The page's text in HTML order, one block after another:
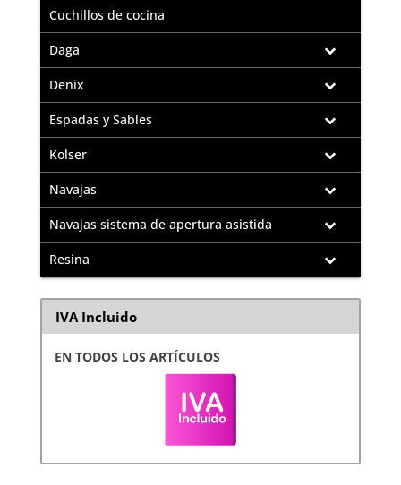
Cuchillos de cocina
Daga
Denix
Espadas y Sables
Kolser
Navajas
Navajas sistema de apertura asistida
Resina
IVA Incluido
EN TODOS LOS ARTÍCULOS